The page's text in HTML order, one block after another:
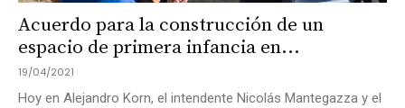
Acuerdo para la construcción de un
espacio de primera infancia en...
19/04/2021
Hoy en Alejandro Korn, el intendente Nicolás Mantegazza y el